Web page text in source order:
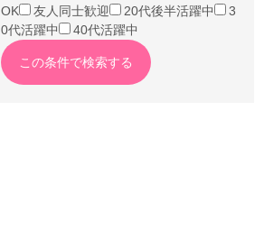
OK
友人同士歓迎 20代後半活躍中
3
0代活躍中
40代活躍中